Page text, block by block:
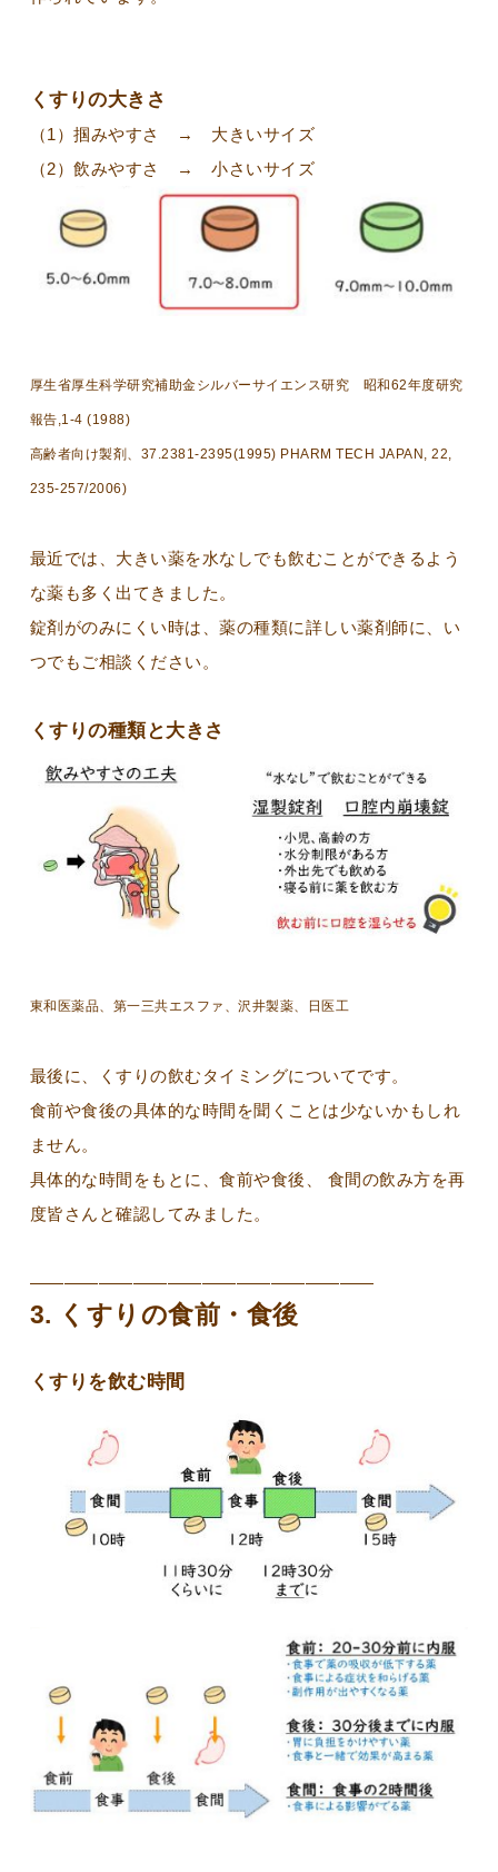
くすりの大きさ
（1）掴みやすさ → 大きいサイズ
（2）飲みやすさ → 小さいサイズ
厚生省厚生科学研究補助金シルバーサイエンス研究 昭和62年度研究
報告,1-4 (1988)
高齢者向け製剤、37.2381-2395(1995) PHARM TECH JAPAN, 22,
235-257/2006)
最近では、大きい薬を水なしでも飲むことができるよう
な薬も多く出てきました。
錠剤がのみにくい時は、薬の種類に詳しい薬剤師に、い
つでもご相談ください。
くすりの種類と大きさ
東和医薬品、第一三共エスファ、沢井製薬、日医工
最後に、くすりの飲むタイミングについてです。
食前や食後の具体的な時間を聞くことは少ないかもしれ
ません。
具体的な時間をもとに、食前や食後、 食間の飲み方を再
度皆さんと確認してみました。
————————————————————
3. くすりの食前・食後
くすりを飲む時間